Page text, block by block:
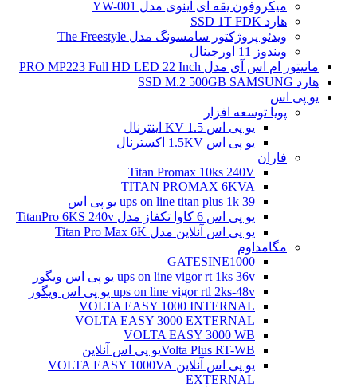
میکروفون یقه ای اینوی مدل YW-001
هارد SSD 1T FDK
ویدئو پروژکتور سامسونگ مدل The Freestyle
ویندوز 11 اورجینال
مانیتور ام اس آی مدل PRO MP223 Full HD LED 22 Inch
هارد SSD M.2 500GB SAMSUNG
یو پی اس
پویا توسعه افزار
یو پی اس 1.5 KV اینترنال
یو پی اس 1.5KV اکسترنال
فاران
Titan Promax 10ks 240V
TITAN PROMAX 6KVA
ups on line titan plus 1k 39 یو پی اس
یو پی اس 6 کاوا تکفاز مدل TitanPro 6KS 240v
یو پی اس آنلاین مدل Titan Pro Max 6K
مگامداوم
GATESINE1000
ups on line vigor rt 1ks 36v یو پی اس ویگور
ups on line vigor rtl 2ks-48v یو پی اس ویگور
VOLTA EASY 1000 INTERNAL
VOLTA EASY 3000 EXTERNAL
VOLTA EASY 3000 WB
Volta Plus RT-WBیو پی اس آنلاین
یو پی اس آنلاین VOLTA EASY 1000VA
EXTERNAL